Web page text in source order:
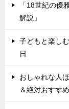
「18世紀の優
解説」
子どもと楽し
日
おしゃれな人
＆絶対おすす